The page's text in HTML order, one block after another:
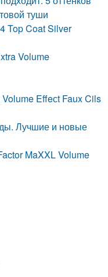
туши
Top Coat Silver
Volume
Effeсt Faux Cils
Лучшие и новые
MaXXL Volume